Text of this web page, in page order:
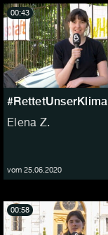
#RettetUnserKlima
Elena Z.
vom 25.06.2020
00:43
00:58